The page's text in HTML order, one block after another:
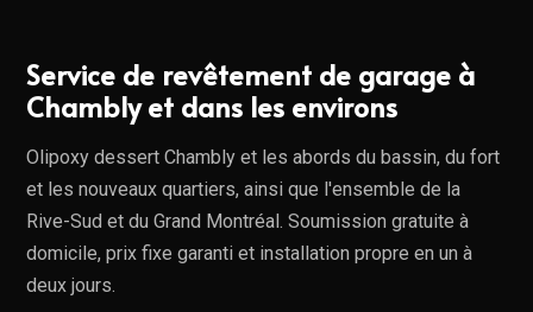
Service de revêtement de garage à
Chambly et dans les environs
Olipoxy dessert Chambly et les abords du bassin, du fort
et les nouveaux quartiers, ainsi que l'ensemble de la
Rive-Sud et du Grand Montréal. Soumission gratuite à
domicile, prix fixe garanti et installation propre en un à
deux jours.